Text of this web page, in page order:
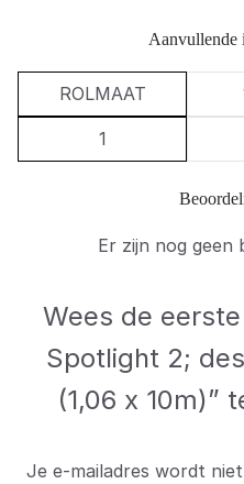
Aanvullende
ROLMAAT
1
Er zijn nog geen
Wees de
Spotlight 2;
(1,06 x 10m)”
Je e-mailadres wordt